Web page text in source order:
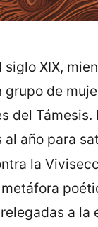
siglo XIX,
grupo de
del
año para
la
metáfora
a